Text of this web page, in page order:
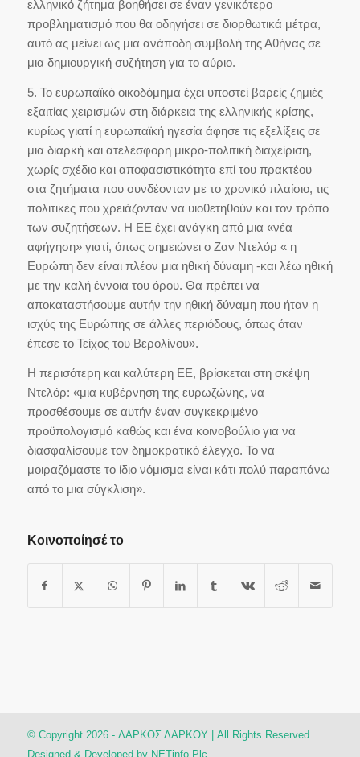
ελληνικό ζήτημα βοηθήσει σε έναν γενικότερο
προβληματισμό που θα οδηγήσει σε διορθωτικά μέτρα,
αυτό ας μείνει ως μια ανάποδη συμβολή της Αθήνας σε
μια δημιουργική συζήτηση για το αύριο.
5. Το ευρωπαϊκό οικοδόμημα έχει υποστεί βαρείς ζημιές
εξαιτίας χειρισμών στη διάρκεια της ελληνικής κρίσης,
κυρίως γιατί η ευρωπαϊκή ηγεσία άφησε τις εξελίξεις σε
μια διαρκή και ατελέσφορη μικρο-πολιτική διαχείριση,
χωρίς σχέδιο και αποφασιστικότητα επί του πρακτέου
στα ζητήματα που συνδέονταν με το χρονικό πλαίσιο, τις
πολιτικές που χρειάζονταν να υιοθετηθούν και τον τρόπο
των συζητήσεων. Η ΕΕ έχει ανάγκη από μια «νέα
αφήγηση» γιατί, όπως σημειώνει ο Ζαν Ντελόρ « η
Ευρώπη δεν είναι πλέον μια ηθική δύναμη -και λέω ηθική
με την καλή έννοια του όρου. Θα πρέπει να
αποκαταστήσουμε αυτήν την ηθική δύναμη που ήταν η
ισχύς της Ευρώπης σε άλλες περιόδους, όπως όταν
έπεσε το Τείχος του Βερολίνου».
Η περισότερη και καλύτερη ΕΕ, βρίσκεται στη σκέψη
Ντελόρ: «μια κυβέρνηση της ευρωζώνης, να
προσθέσουμε σε αυτήν έναν συγκεκριμένο
προϋπολογισμό καθώς και ένα κοινοβούλιο για να
διασφαλίσουμε τον δημοκρατικό έλεγχο. Το να
μοιραζόμαστε το ίδιο νόμισμα είναι κάτι πολύ παραπάνω
από το μια σύγκλιση».
Κοινοποίησέ το
© Copyright 2026 - ΛΑΡΚΟΣ ΛΑΡΚΟΥ | All Rights Reserved.
Designed & Developed by NETinfo Plc